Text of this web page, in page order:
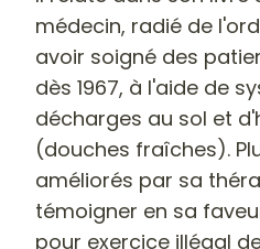
médecin, radié de
avoir soigné des
dès 1967, à l'aide de
décharges au sol et
(douches fraîches).
améliorés par sa
témoigner en sa
pour exercice illégal